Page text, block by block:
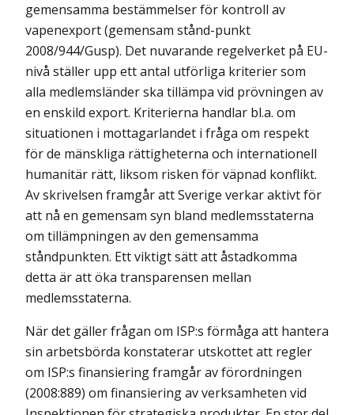
gemensamma bestämmelser för kontroll av
vapenexport (gemensam stånd-punkt
2008/944/Gusp). Det nuvarande regelverket på EU-
nivå ställer upp ett antal utförliga kriterier som
alla medlemsländer ska tillämpa vid prövningen av
en enskild export. Kriterierna handlar bl.a. om
situationen i mottagarlandet i fråga om respekt
för de mänskliga rättigheterna och internationell
humanitär rätt, liksom risken för väpnad konflikt.
Av skrivelsen framgår att Sverige verkar aktivt för
att nå en gemensam syn bland medlemsstaterna
om tillämpningen av den gemensamma
ståndpunkten. Ett viktigt sätt att åstadkomma
detta är att öka transparensen mellan
medlemsstaterna.
När det gäller frågan om ISP:s förmåga att hantera
sin arbetsbörda konstaterar utskottet att regler
om ISP:s finansiering framgår av förordningen
(2008:889) om finansiering av verksamheten vid